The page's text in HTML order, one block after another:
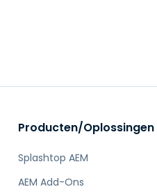
Producten/Oplossingen
Splashtop AEM
AEM Add-Ons